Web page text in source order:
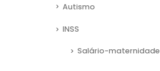
Autismo
INSS
Salário-maternidade